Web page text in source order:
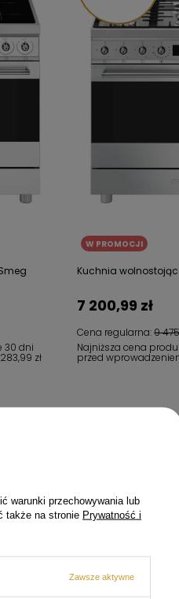
30 dni
zł
W PROMOCJI
Kuchnia
Cena regularna:9
7 200,99 zł
Najniższa cena
przed
warunki przechowywania lub
także na stronie Prywatność i
Zawsze aktywne